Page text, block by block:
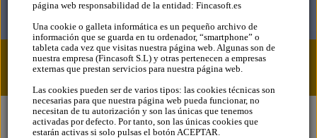
Blog Categoria
página web responsabilidad de la entidad: Fincasoft.es
Una cookie o galleta informática es un pequeño archivo de
información que se guarda en tu ordenador, “smartphone” o
tableta cada vez que visitas nuestra página web. Algunas son de
nuestra empresa (Fincasoft S.L) y otras pertenecen a empresas
externas que prestan servicios para nuestra página web.
Las cookies pueden ser de varios tipos: las cookies técnicas son
necesarias para que nuestra página web pueda funcionar, no
necesitan de tu autorización y son las únicas que tenemos
activadas por defecto. Por tanto, son las únicas cookies que
estarán activas si solo pulsas el botón ACEPTAR.